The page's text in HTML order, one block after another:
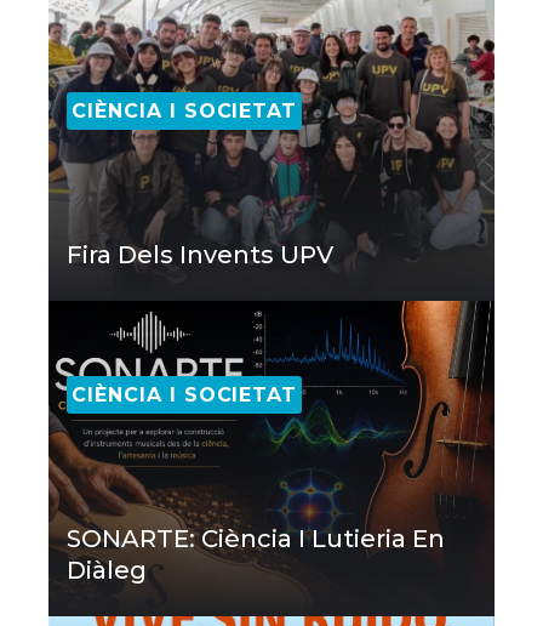
CIÈNCIA I SOCIETAT
Fira Dels Invents UPV
CIÈNCIA I SOCIETAT
SONARTE: Ciència I Lutieria En
Diàleg